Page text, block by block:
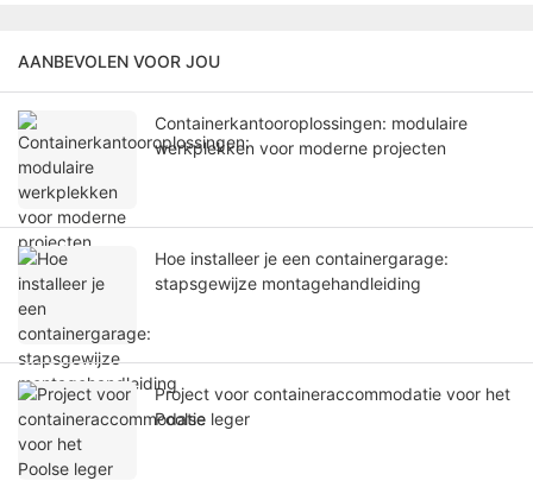
AANBEVOLEN VOOR JOU
Containerkantooroplossingen: modulaire
werkplekken voor moderne projecten
Hoe installeer je een containergarage:
stapsgewijze montagehandleiding
Project voor containeraccommodatie voor het
Poolse leger